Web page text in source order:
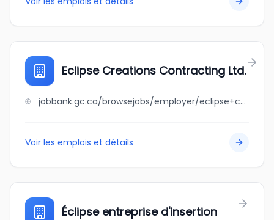
Eclipse Creations Contracting Ltd.
jobbank.gc.ca/browsejobs/employer/eclipse+creations+contracting+ltd./ca
Voir les emplois et détails
Éclipse entreprise d'insertion